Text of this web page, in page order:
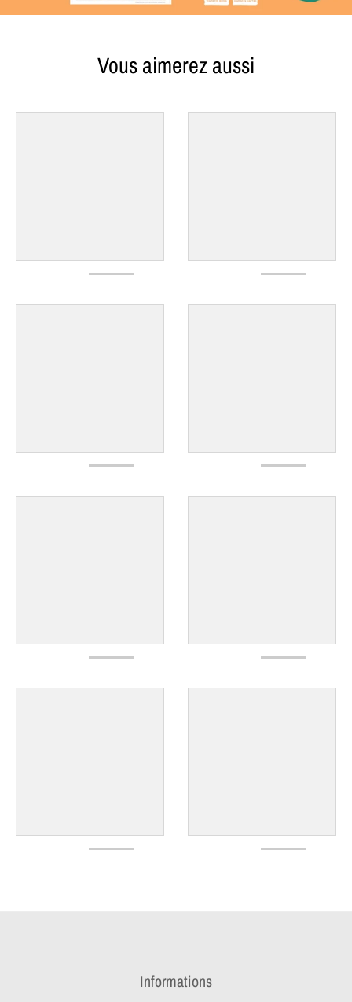
Vous aimerez aussi
Informations